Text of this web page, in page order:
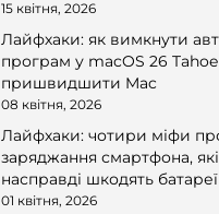
15 квітня, 2026
Лайфхаки: як вимкнути
програм у macOS 26 Tahoe
пришвидшити Mac
08 квітня, 2026
Лайфхаки: чотири міфи
заряджання смартфона, які
насправді шкодять батареї
01 квітня, 2026